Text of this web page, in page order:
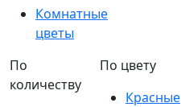
Комнатные
цветы
По
количеству
По цвету
Красные